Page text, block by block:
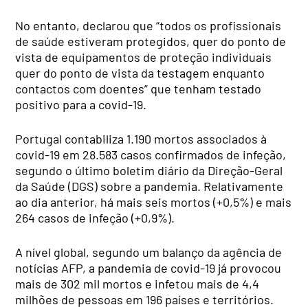
No entanto, declarou que “todos os profissionais
de saúde estiveram protegidos, quer do ponto de
vista de equipamentos de proteção individuais
quer do ponto de vista da testagem enquanto
contactos com doentes” que tenham testado
positivo para a covid-19.
Portugal contabiliza 1.190 mortos associados à
covid-19 em 28.583 casos confirmados de infeção,
segundo o último boletim diário da Direção-Geral
da Saúde (DGS) sobre a pandemia. Relativamente
ao dia anterior, há mais seis mortos (+0,5%) e mais
264 casos de infeção (+0,9%).
A nível global, segundo um balanço da agência de
notícias AFP, a pandemia de covid-19 já provocou
mais de 302 mil mortos e infetou mais de 4,4
milhões de pessoas em 196 países e territórios.